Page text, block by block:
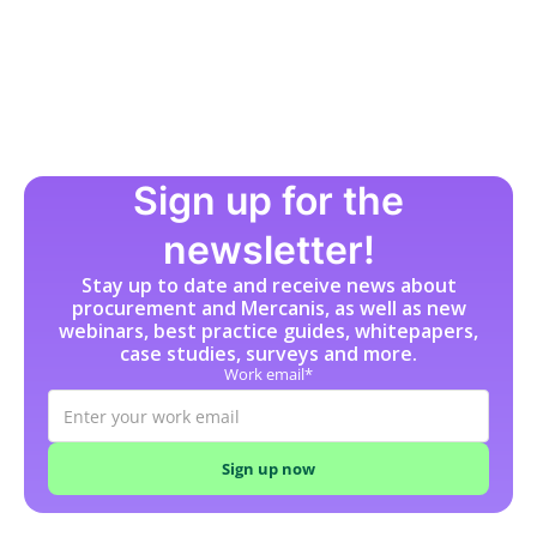
H
Indirekte Beschaffung
J
L
Leistungsbeschreibung (SoW)
Sign up for the
newsletter!
Stay up to date and receive news about
procurement and Mercanis, as well as new
webinars, best practice guides, whitepapers,
case studies, surveys and more.
Work email*